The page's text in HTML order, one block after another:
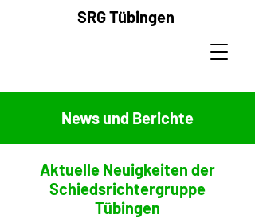
SRGTübingen
News und Berichte
Aktuelle Neuigkeiten der
Schiedsrichtergruppe
Tübingen